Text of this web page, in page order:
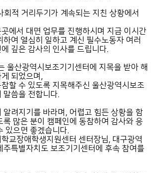
회적 거리두기가 계속되는 지친 상황에서
에서 대면 업무를 진행하시며 지금 이시간
하여 열심히 일하고 계신 필수노동자 여러
깊은 감사의 인사를 드립니다.
울산광역시보조기기센터에 지목을 받아 해
되었으며,
할 수 있도록 지목해주신 울산광역시보조
씀을 전합니다.
알려지기를 바라며, 어렵고 힘든 상황을 함
록 많은 분이 캠페인에 동참하여 감사와 응
있으면 좋겠습니다.
교장애학생지원센터 센터장님, 대구광역
주특별자치도 보조기기센터에 후속 참여를